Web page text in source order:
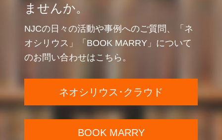
ませんか。
NJCの日々の活動や事例へのご質問、「ネ
オシリウス」「BOOK MARRY」について
のお問い合わせはこちら。
ネオシリウス･クラウド
BOOK MARRY